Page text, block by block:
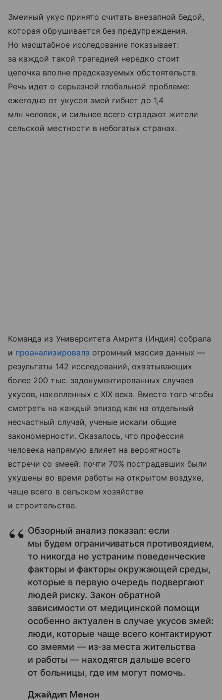
Змеиный укус принято считать внезапной бедой,
которая обрушивается без предупреждения.
Но масштабное исследование показывает:
за каждой такой трагедией нередко стоит
цепочка вполне предсказуемых обстоятельств.
Речь идет о серьезной глобальной проблеме:
ежегодно от укусов змей гибнет до 1,4
млн человек, и сильнее всего страдают жители
сельской местности в небогатых странах.
Команда из Университета Амрита (Индия) собрала
и проанализировала огромный массив данных —
результаты 142 исследований, охватывающих
более 200 тыс. задокументированных случаев
укусов, накопленных с XIX века. Вместо того чтобы
смотреть на каждый эпизод как на отдельный
несчастный случай, ученые искали общие
закономерности. Оказалось, что профессия
человека напрямую влияет на вероятность
встречи со змеей: почти 70% пострадавших были
укушены во время работы на открытом воздухе,
чаще всего в сельском хозяйстве
и строительстве.
Обзорный анализ показал: если
мы будем ограничиваться противоядием,
то никогда не устраним поведенческие
факторы и факторы окружающей среды,
которые в первую очередь подвергают
людей риску. Закон обратной
зависимости от медицинской помощи
особенно актуален в случае укусов змей:
люди, которые чаще всего контактируют
со змеями — из‑за места жительства
и работы — находятся дальше всего
от больницы, где им могут помочь.
Джайдип Менон